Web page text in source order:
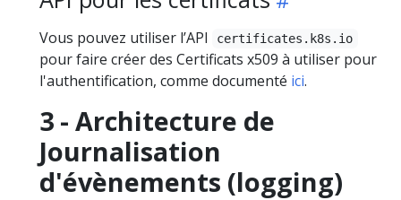
Vous pouvez utiliser l’API certificates.k8s.io
pour faire créer des Certificats x509 à utiliser pour
l'authentification, comme documenté ici.
3 - Architecture de
Journalisation
d'évènements (logging)